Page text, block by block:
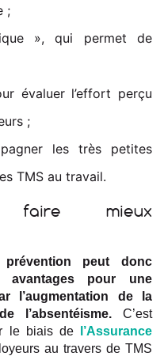
;
», qui permet de
évaluer l’effort perçu
;
les très petites
TMS au travail.
faire mieux
peut donc
pour une
l’augmentation de la
l’absentéisme.C’est
le biais de
l’Assurance
au travers de TMS